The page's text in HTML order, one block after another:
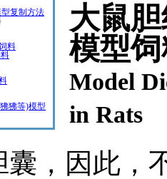
复制方法
料
狒等)模型
大鼠
模型
Model
in Rats
囊，因此，